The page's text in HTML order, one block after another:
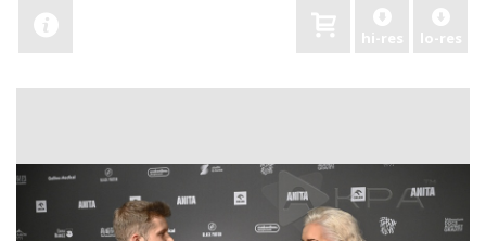
hi-res lo-res